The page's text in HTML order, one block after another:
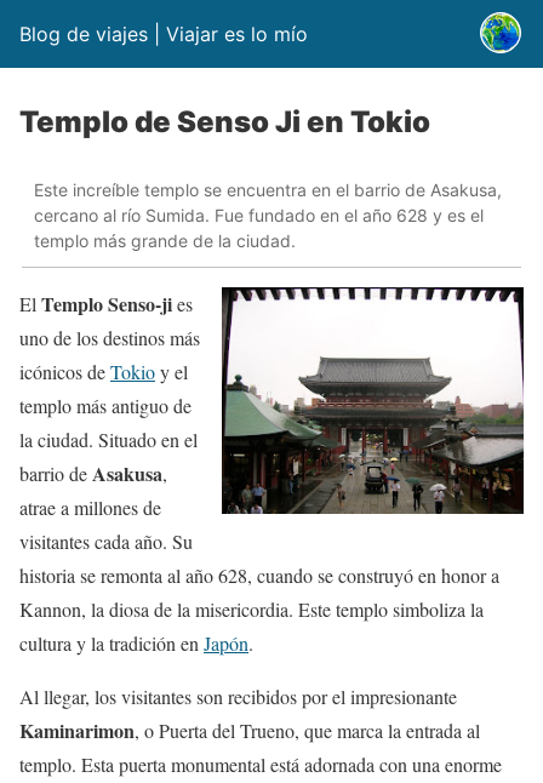
Blog de viajes | Viajar es lo mío
Templo de Senso Ji en Tokio
Este increíble templo se encuentra en el barrio de Asakusa,
cercano al río Sumida. Fue fundado en el año 628 y es el
templo más grande de la ciudad.
El Templo Senso-jies
uno de los destinos más
icónicos deTokioy el
templo más antiguo de
la ciudad. Situado en el
barrio deAsakusa,
atrae a millones de
visitantes cada año. Su
historia se remonta al año 628, cuando se construyó en honor a
Kannon, la diosa de la misericordia. Este templo simboliza la
cultura y la tradición en Japón.
Al llegar, los visitantes son recibidos por el impresionante
Kaminarimon, o Puerta del Trueno, que marca la entrada al
templo. Esta puerta monumental está adornada con una enorme